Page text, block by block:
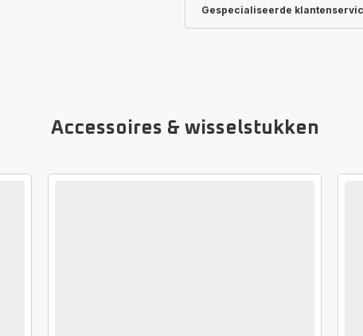
Gespecialiseerde
Accessoires & wisselstukken